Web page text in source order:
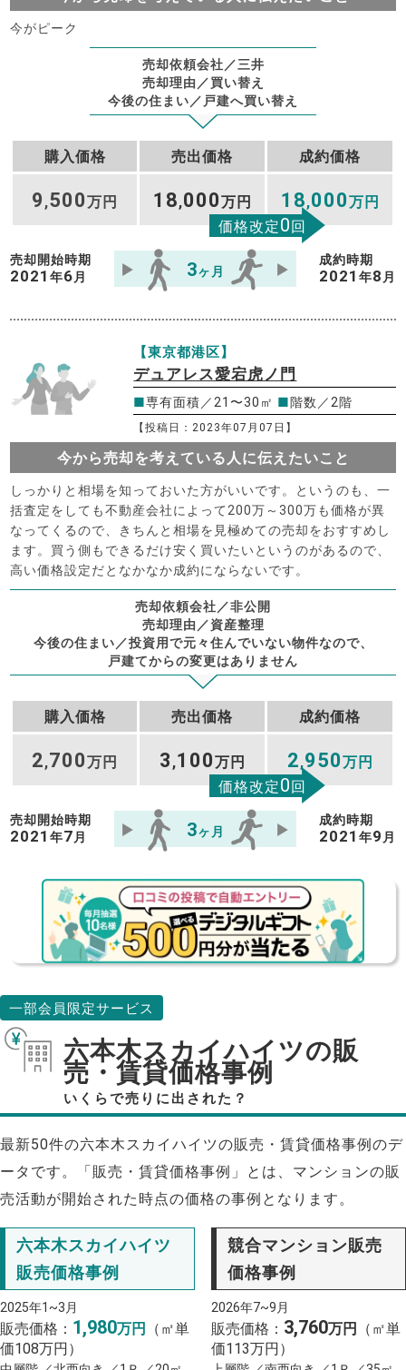
今がピーク
売却依頼会社／三井
売却理由／買い替え
今後の住まい／戸建へ買い替え
購入価格 売出価格 成約価格
9 ,500万円 18,000万円 18,000万円
価格改定0回
売却開始時期
2021年6 月 3ヶ月
成約時期
2021 年8 月
【東京都港区】
デュアレス愛宕虎ノ門
■専有面積／21〜30㎡ ■階数／2階
【投稿日：2023年07月07日】
今から売却を考えている人に伝えたいこと
しっかりと相場を知っておいた方がいいです。というのも、一
括査定をしても不動産会社によって200万～300万も価格が異
なってくるので、きちんと相場を見極めての売却をおすすめし
ます。買う側もできるだけ安く買いたいというのがあるので、
高い価格設定だとなかなか成約にならないです。
売却依頼会社／非公開
売却理由／資産整理
今後の住まい／投資用で元々住んでいない物件なので、
戸建てからの変更はありません
購入価格 売出価格 成約価格
2,700万円 3 ,100万円 2,950万円
価格改定0回
売却開始時期
2021年7 月 3ヶ月
成約時期
2021 年9 月
一部会員限定サービス
六本木スカイハイツの販
売・賃貸価格事例
いくらで売りに出された？
最新50件の六本木スカイハイツの販売・賃貸価格事例のデ
ータです。「販売・賃貸価格事例」とは、マンションの販
売活動が開始された時点の価格の事例となります。
六本木スカイハイツ
販売価格事例
2025年1~3月
販売価格： 1,980万円
（㎡単
価108万円）
競合マンション販売
価格事例
2026年7~9月
販売価格： 3,760万円
（㎡単
価113万円）